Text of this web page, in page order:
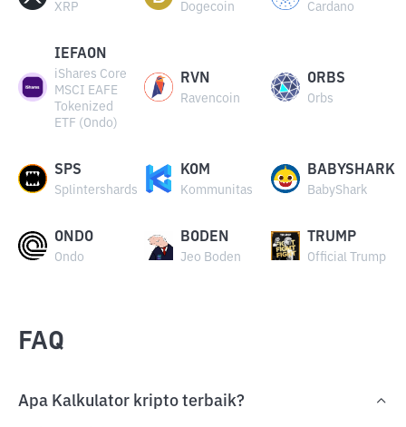
XRP Dogecoin Cardano
IEFAON
iShares Core
MSCI EAFE
Tokenized
ETF (Ondo)
RVN
Ravencoin
ORBS
Orbs
SPS
Splintershards
KOM
Kommunitas
BABYSHARK
BabyShark
ONDO
Ondo
BODEN
Jeo Boden
TRUMP
Official Trump
FAQ
Apa Kalkulator kripto terbaik?